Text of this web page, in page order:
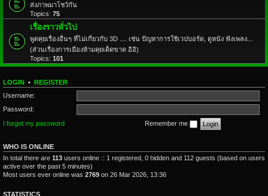
ส่งภาพมาโชว์กัน
Topics: 75
เรื่องราวทั่วไป
พูดคุยเรื่องอื่นๆ ที่ไม่เกี่ยวกับ 3D .... เช่น ปัญหาการใช้เวปบอร์ด, ดูหนัง ฟังเพลง...
(ส่วนเรื่องการเมืองห้ามคุยเด็ดขาด อิอิ)
Topics: 101
LOGIN • REGISTER
Username:
Password:
I forgot my password
Remember me
WHO IS ONLINE
In total there are 113 users online :: 1 registered, 0 hidden and 112 guests (based on users
active over the past 5 minutes)
Most users ever online was 2769 on 26 Mar 2026, 13:36
STATISTICS